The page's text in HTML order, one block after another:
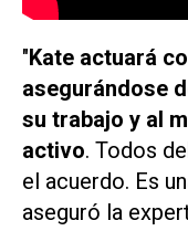
"Kate actuará
asegurándose
su trabajo y al
activo. Todos
el acuerdo. Es
aseguró la